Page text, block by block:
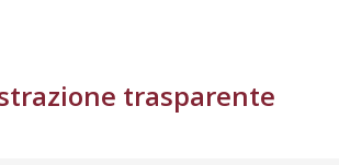
trasparente